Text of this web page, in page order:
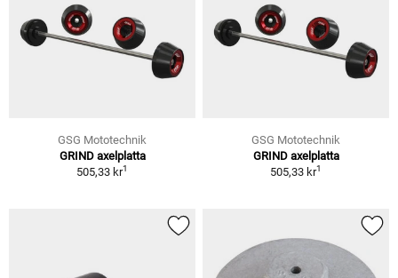
GSG Mototechnik
GRIND axelplatta
505,33 kr1
GSG Mototechnik
GRIND axelplatta
505,33 kr1